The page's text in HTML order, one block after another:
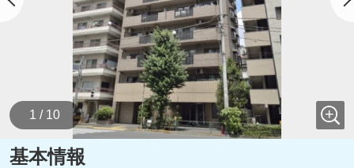
1 / 10
基本情報